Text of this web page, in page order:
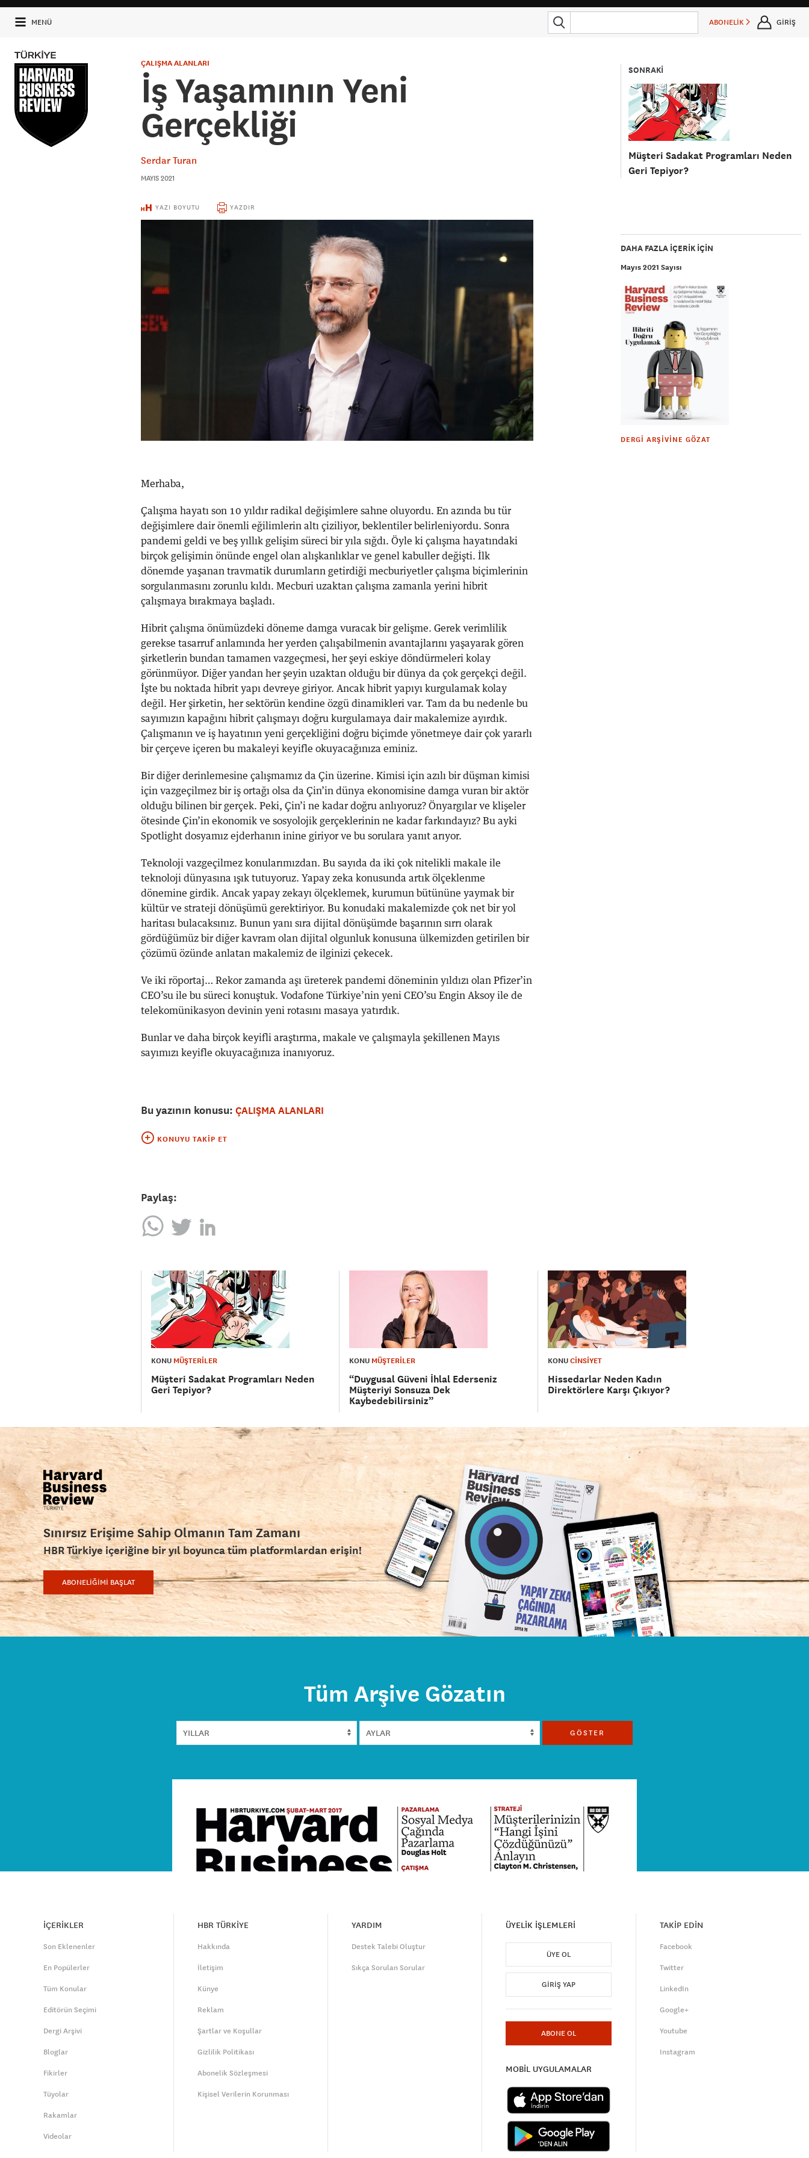
MENÜ ABONELİK GİRİŞ
SONRAKİ
Müşteri Sadakat Programları Neden
Geri Tepiyor?
ÇALIŞMA ALANLARI
İş Yaşamının Yeni
Gerçekliği
Serdar Turan
MAYIS 2021
YAZI BOYUTU YAZDIR
DAHA FAZLA IÇERIK IÇIN
Mayıs 2021 Sayısı
DERGI ARŞIVINE GÖZAT
Merhaba,
Çalışma hayatı son 10 yıldır radikal değişimlere sahne oluyordu. En azında bu tür
değişimlere dair önemli eğilimlerin altı çiziliyor, beklentiler belirleniyordu. Sonra
pandemi geldi ve beş yıllık gelişim süreci bir yıla sığdı. Öyle ki çalışma hayatındaki
birçok gelişimin önünde engel olan alışkanlıklar ve genel kabuller değişti. İlk
dönemde yaşanan travmatik durumların getirdiği mecburiyetler çalışma biçimlerinin
sorgulanmasını zorunlu kıldı. Mecburi uzaktan çalışma zamanla yerini hibrit
çalışmaya bırakmaya başladı.
Hibrit çalışma önümüzdeki döneme damga vuracak bir gelişme. Gerek verimlilik
gerekse tasarruf anlamında her yerden çalışabilmenin avantajlarını yaşayarak gören
şirketlerin bundan tamamen vazgeçmesi, her şeyi eskiye döndürmeleri kolay
görünmüyor. Diğer yandan her şeyin uzaktan olduğu bir dünya da çok gerçekçi değil.
İşte bu noktada hibrit yapı devreye giriyor. Ancak hibrit yapıyı kurgulamak kolay
değil. Her şirketin, her sektörün kendine özgü dinamikleri var. Tam da bu nedenle bu
sayımızın kapağını hibrit çalışmayı doğru kurgulamaya dair makalemize ayırdık.
Çalışmanın ve iş hayatının yeni gerçekliğini doğru biçimde yönetmeye dair çok yararlı
bir çerçeve içeren bu makaleyi keyifle okuyacağınıza eminiz.
Bir diğer derinlemesine çalışmamız da Çin üzerine. Kimisi için azılı bir düşman kimisi
için vazgeçilmez bir iş ortağı olsa da Çin’in dünya ekonomisine damga vuran bir aktör
olduğu bilinen bir gerçek. Peki, Çin’i ne kadar doğru anlıyoruz? Önyargılar ve klişeler
ötesinde Çin’in ekonomik ve sosyolojik gerçeklerinin ne kadar farkındayız? Bu ayki
Spotlight dosyamız ejderhanın inine giriyor ve bu sorulara yanıt arıyor.
Teknoloji vazgeçilmez konularımızdan. Bu sayıda da iki çok nitelikli makale ile
teknoloji dünyasına ışık tutuyoruz. Yapay zeka konusunda artık ölçeklenme
dönemine girdik. Ancak yapay zekayı ölçeklemek, kurumun bütününe yaymak bir
kültür ve strateji dönüşümü gerektiriyor. Bu konudaki makalemizde çok net bir yol
haritası bulacaksınız. Bunun yanı sıra dijital dönüşümde başarının sırrı olarak
gördüğümüz bir diğer kavram olan dijital olgunluk konusuna ülkemizden getirilen bir
çözümü özünde anlatan makalemiz de ilginizi çekecek.
Ve iki röportaj… Rekor zamanda aşı üreterek pandemi döneminin yıldızı olan Pfizer’in
CEO’su ile bu süreci konuştuk. Vodafone Türkiye’nin yeni CEO’su Engin Aksoy ile de
telekomünikasyon devinin yeni rotasını masaya yatırdık.
Bunlar ve daha birçok keyifli araştırma, makale ve çalışmayla şekillenen Mayıs
sayımızı keyifle okuyacağınıza inanıyoruz.
Bu yazının konusu: ÇALIŞMA ALANLARI
KONUYU TAKIP ET
Paylaş:
KONU MÜŞTERİLER
Müşteri Sadakat Programları Neden
Geri Tepiyor?
KONU MÜŞTERİLER
“Duygusal Güveni İhlal Ederseniz
Müşteriyi Sonsuza Dek
Kaybedebilirsiniz”
KONUCİNSİYET
Hissedarlar Neden Kadın
Direktörlere Karşı Çıkıyor?
Sınırsız Erişime Sahip Olmanın Tam Zamanı
HBR Türkiye içeriğine bir yıl boyunca tüm platformlardan erişin!
ABONELİĞİMİ BAŞLAT
Tüm Arşive Gözatın
GÖSTER
İÇERİKLER
Son Eklenenler
En Popülerler
Tüm Konular
Editörün Seçimi
Dergi Arşivi
Bloglar
Fikirler
Tüyolar
Rakamlar
Videolar
HBR TÜRKİYE
Hakkında
İletişim
Künye
Reklam
Şartlar ve Koşullar
Gizlilik Politikası
Abonelik Sözleşmesi
Kişisel Verilerin Korunması
YARDIM
Destek Talebi Oluştur
Sıkça Sorulan Sorular
ÜYELİK İŞLEMLERİ
ÜYE OL
GIRIŞ YAP
ABONE OL
MOBİL UYGULAMALAR
TAKİP EDİN
Facebook
Twitter
LinkedIn
Google+
Youtube
Instagram